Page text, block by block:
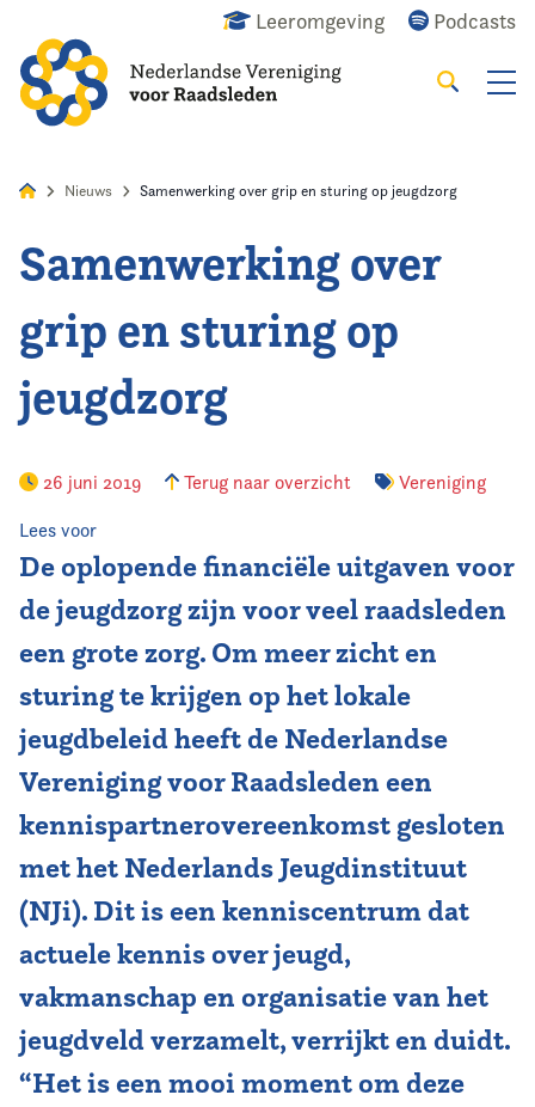
Leeromgeving Podcasts
Zoeken
Home
Agenda
Nieuws
Vereniging
Contact
Nieuws Samenwerking over grip en sturing op jeugdzorg
Samenwerking over
grip en sturing op
jeugdzorg
26 juni 2019 Terug naar overzicht Vereniging
Lees voor
De oplopende financiële uitgaven voor
de jeugdzorg zijn voor veel raadsleden
een grote zorg. Om meer zicht en
sturing te krijgen op het lokale
jeugdbeleid heeft de Nederlandse
Vereniging voor Raadsleden een
kennispartnerovereenkomst gesloten
met het Nederlands Jeugdinstituut
(NJi). Dit is een kenniscentrum dat
actuele kennis over jeugd,
vakmanschap en organisatie van het
jeugdveld verzamelt, verrijkt en duidt.
“Het is een mooi moment om deze